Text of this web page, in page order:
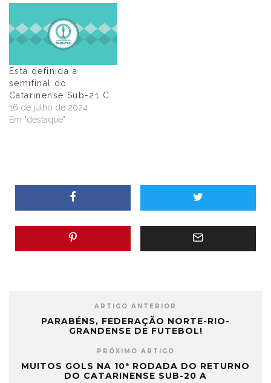
Está definida a
semifinal do
Catarinense Sub-21 C
16 de julho de 2024
Em "destaque"
ARTIGO ANTERIOR
PARABÉNS, FEDERAÇÃO NORTE-RIO-
GRANDENSE DE FUTEBOL!
PRÓXIMO ARTIGO
MUITOS GOLS NA 10ª RODADA DO RETURNO
DO CATARINENSE SUB-20 A